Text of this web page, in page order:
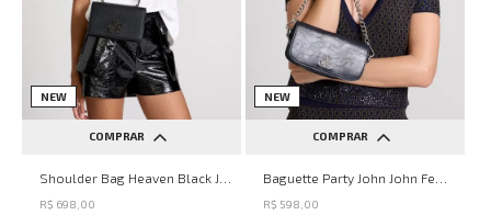
NEW
COMPRAR
UN
R$ 698 00
NEW
COMPRAR
UN
R$ 598 00